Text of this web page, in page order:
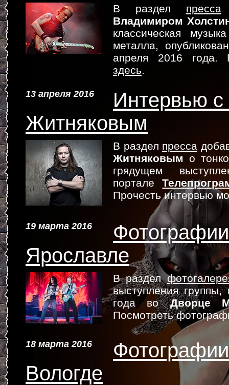
В раздел пресса
Владимиром
классическая
металла,
апреля 2016 года.
здесь.
13 апреля 2016
Интервью
Житняковым
В раздел пресса
Житняковым о
грядущем
портале
Прочесть интервью
19 марта 2016
Ярославле
В раздел
выступления
года воДворце
Посмотреть
18 марта 2016
Вологде